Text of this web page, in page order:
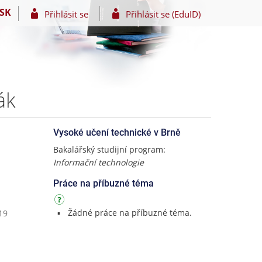
SK Přihlásit se Přihlásit se (EduID)
Vysoké učení technické v Brně
Bakalářský studijní program:
Informační technologie
Práce na příbuzné téma
Žádné práce na příbuzné téma.